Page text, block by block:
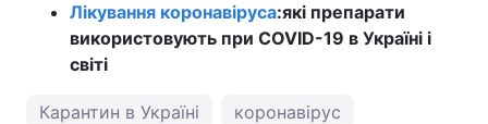
Лікування коронавіруса:які препарати
використовують при COVID-19 в Україні і
світі
Карантин в Україні коронавірус